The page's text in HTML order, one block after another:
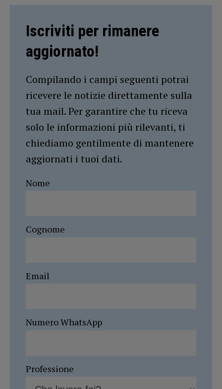
Iscriviti per rimanere
aggiornato!
Compilando i campi seguenti potrai
ricevere le notizie direttamente sulla
tua mail. Per garantire che tu riceva
solo le informazioni più rilevanti, ti
chiediamo gentilmente di mantenere
aggiornati i tuoi dati.
Nome
Cognome
Email
Numero WhatsApp
Professione